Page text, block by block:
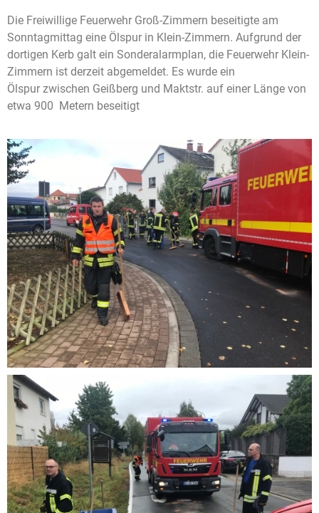
Die Freiwillige Feuerwehr Groß-Zimmern beseitigte am
Sonntagmittag eine Ölspur in Klein-Zimmern. Aufgrund der
dortigen Kerb galt ein Sonderalarmplan, die Feuerwehr Klein-
Zimmern ist derzeit abgemeldet. Es wurde ein
Ölspur zwischen Geißberg und Maktstr. auf einer Länge von
etwa 900 Metern beseitigt